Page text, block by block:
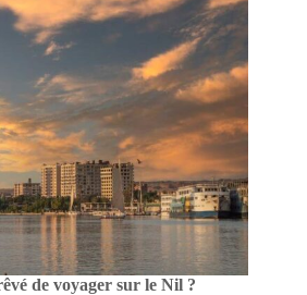
de voyager sur le Nil ?